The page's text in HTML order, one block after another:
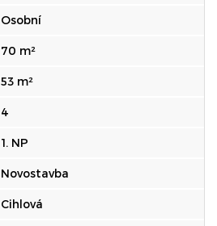
Osobní
70 m²
53 m²
4
1. NP
Novostavba
Cihlová